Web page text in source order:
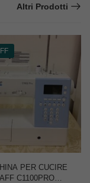
Altri Prodotti
PER CUCIRE
C1100PRO